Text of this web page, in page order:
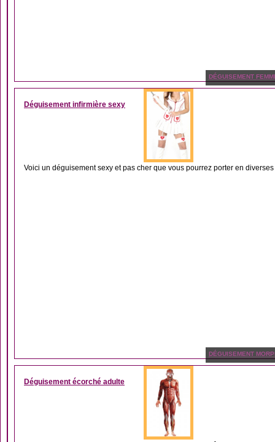
DÉGUISEMENT
Déguisement infirmière sexy
Voici un déguisement sexy et pas cher que vous pourrez porter en
DÉGUISEMENT
Déguisement écorché adulte